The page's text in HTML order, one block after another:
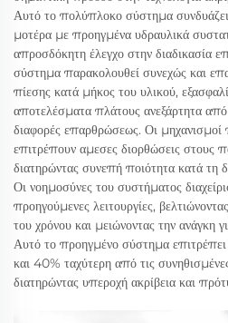
Αυτό το πολύπλοκο σύστημα
μοτέρα με προηγμένα υδραυλικά
απροσδόκητη έλεγχο στην διαδικασία
σύστημα παρακολουθεί συνεχώς και
πίεσης κατά μήκος του υλικού,
αποτελέσματα πλάτους ανεξάρτητα από
διαφορές επαρθρώσεως. Οι μηχανισμοί
επιτρέπουν αμεσες διορθώσεις στους
διατηρώντας συνεπή ποιότητα κατά τη
Οι νοημοσύνες του συστήματος
προηγούμενες λειτουργίες,
του χρόνου και μειώνοντας την ανάγκη
Αυτό το προηγμένο σύστημα επιτρέπει
και 40% ταχύτερη από τις
διατηρώντας υπεροχή ακρίβεια και